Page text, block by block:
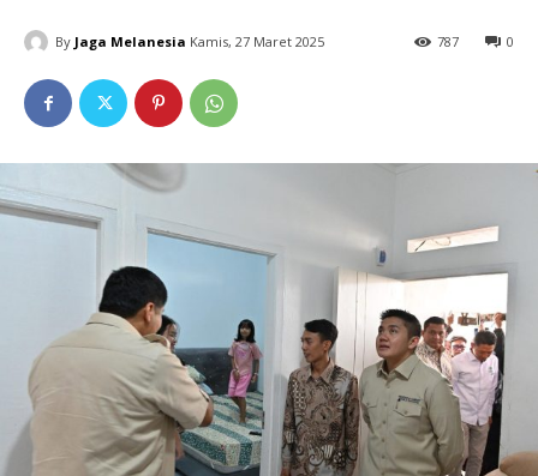
By Jaga Melanesia Kamis, 27 Maret 2025 0
787